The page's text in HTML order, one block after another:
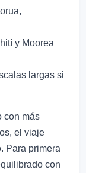
y Moorea
largas si
con más
el viaje
Para primera
con